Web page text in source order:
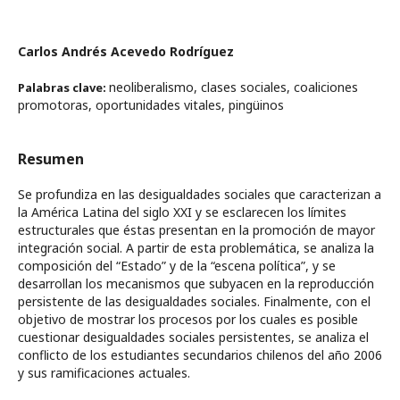
Carlos Andrés Acevedo Rodríguez
Palabras clave: neoliberalismo, clases sociales, coaliciones
promotoras, oportunidades vitales, pingüinos
Resumen
Se profundiza en las desigualdades sociales que caracterizan a
la América Latina del siglo XXI y se esclarecen los límites
estructurales que éstas presentan en la promoción de mayor
integración social. A partir de esta problemática, se analiza la
composición del “Estado” y de la “escena política”, y se
desarrollan los mecanismos que subyacen en la reproducción
persistente de las desigualdades sociales. Finalmente, con el
objetivo de mostrar los procesos por los cuales es posible
cuestionar desigualdades sociales persistentes, se analiza el
conflicto de los estudiantes secundarios chilenos del año 2006
y sus ramificaciones actuales.